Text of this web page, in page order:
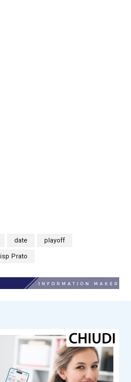
date playoff
Prato
il botto in coda:
nel roster per la